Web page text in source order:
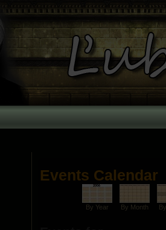
Events Calendar
By Year By Month